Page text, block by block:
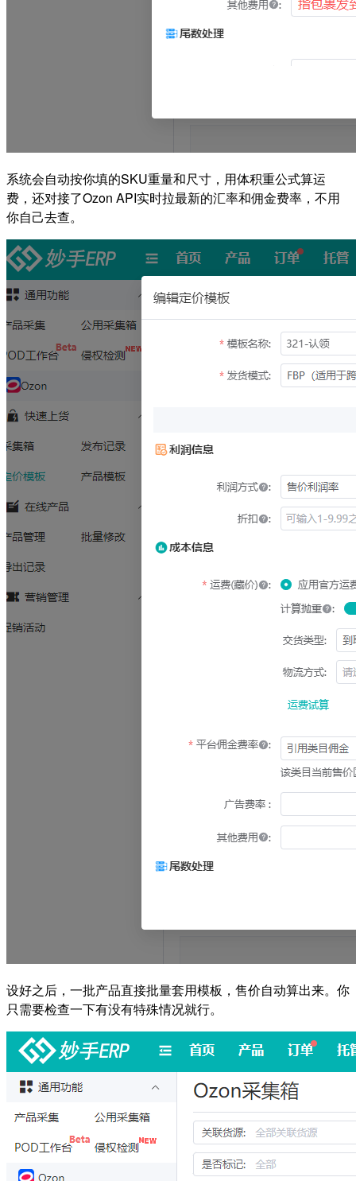
系统会自动按你填的SKU重量和尺寸，用体积重公式算运
费，还对接了Ozon API实时拉最新的汇率和佣金费率，不用
你自己去查。
设好之后，一批产品直接批量套用模板，售价自动算出来。你
只需要检查一下有没有特殊情况就行。